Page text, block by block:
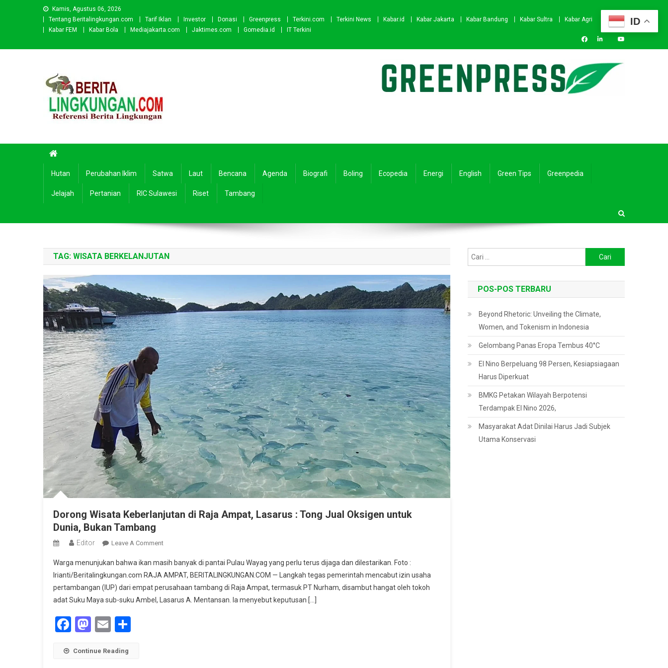
Kamis, Agustus 06, 2026
Tentang Beritalingkungan.com
Tarif Iklan Investor Donasi Greenpress Terkini.com Terkini News Kabar.id Kabar Jakarta Kabar Bandung Kabar Sultra
Kabar Agri
Kabar FEM
Kabar Bola Mediajakarta.com Jaktimes.com Gomedia.id IT Terkini
Hutan Perubahan Iklim Satwa Laut Bencana Agenda Biografi Boling Ecopedia Energi English Green Tips Greenpedia
Jelajah Pertanian RIC Sulawesi Riset Tambang
TAG: WISATA BERKELANJUTAN
Dorong Wisata Keberlanjutan di Raja Ampat, Lasarus : Tong Jual Oksigen untuk
Dunia, Bukan Tambang
Editor Leave A CommentOn
Wisata
Keberlanjutan
Di
Raja
Warga menunjukan bahwa ikan masih banyak di pantai Pulau Wayag yang perlu terus dijaga dan dilestarikan. Foto :
Irianti/Beritalingkungan.com RAJA AMPAT, BERITALINGKUNGAN.COM — Langkah tegas pemerintah mencabut izin usaha
pertambangan (IUP) dari empat perusahaan tambang di Raja Ampat, termasuk PT Nurham, disambut hangat oleh tokoh
adat Suku Maya sub-suku Ambel, Lasarus A. Mentansan. Ia menyebut keputusan […]
Facebook
Mastodon
Email
Continue Reading
untuk:
POS-POS TERBARU
Beyond Rhetoric: Unveiling the Climate,
Women, and Tokenism in Indonesia
Gelombang Panas Eropa Tembus 40°C
El Nino Berpeluang 98 Persen, Kesiapsiagaan
Harus Diperkuat
BMKG Petakan Wilayah Berpotensi
Terdampak El Nino 2026,
Masyarakat Adat Dinilai Harus Jadi Subjek
Utama Konservasi
ID